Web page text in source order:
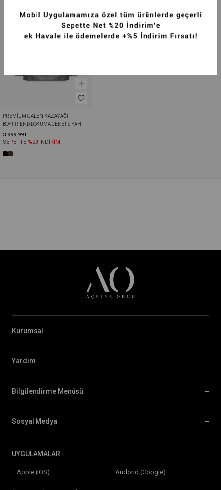
PREMIUM GALEN KAZAYAĞI
BOYFRIEND DOKUMA CEKET SIYAH
3.999,99TL
SEPETTE %20 İNDİRİM
Kurumsal
Yardım
Bilgilendirme Menüsü
Sosyal Medya
UYGULAMALAR
Apple (IOS) Andorid (Google)